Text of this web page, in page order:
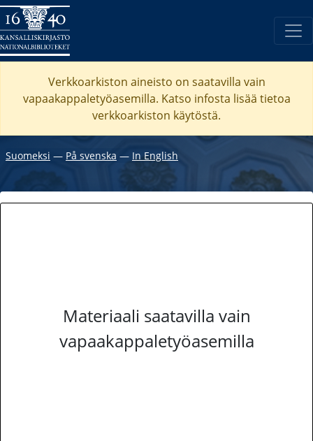
Verkkoarkiston aineisto on saatavilla vain
vapaakappaletyöasemilla. Katso infosta lisää tietoa
verkkoarkiston käytöstä.
Suomeksi ― På svenska ― In English
Materiaali saatavilla vain
vapaakappaletyöasemilla